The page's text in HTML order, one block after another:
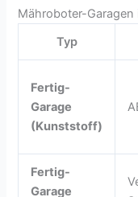
Mähroboter-Garagen
Typ
Fertig-
Garage
(Kunststoff)
Fertig-
Garage